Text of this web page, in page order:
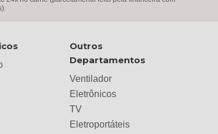
Outros
Departamentos
Ventilador
Eletrônicos
TV
Eletroportáteis